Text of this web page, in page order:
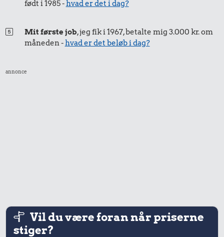
Priser i 2024
født i 1985 -hvad er det i dag?
Mit første job, jeg fik i 1967, betalte mig 3.000 kr. om
måneden -hvad er det beløb i dag?
annonce
Vil du være foran når priserne
stiger?